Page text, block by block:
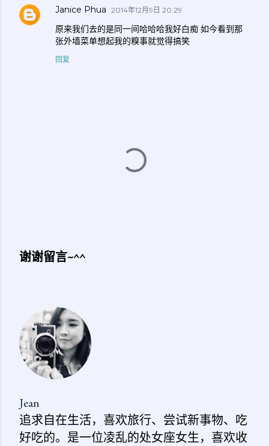
Janice Phua 2014年12月9日 20:29
原来我们去的是同一间哈哈哈我好白痴 如今看到那
张外墙菜单想起我的糗事就觉得搞笑
回复
论
谢谢留言~^^
Jean
追求自在生活，喜欢旅行、尝试新事物、吃
好吃的。是一位凌乱的处女座女生，喜欢收